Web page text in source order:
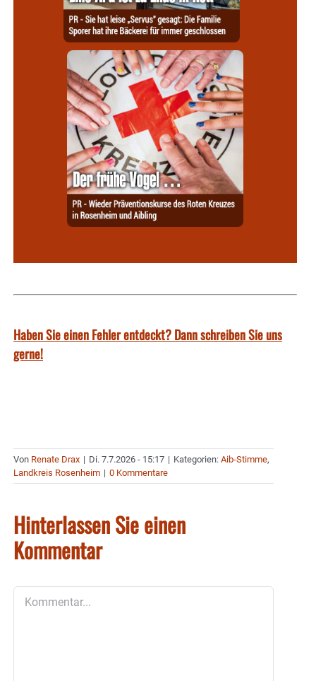
Haben Sie einen Fehler entdeckt? Dann schreiben Sie uns
gerne!
Von Renate Drax | Di. 7.7.2026 - 15:17 | Kategorien: Aib-Stimme,
Landkreis Rosenheim | 0 Kommentare
Hinterlassen Sie einen
Kommentar